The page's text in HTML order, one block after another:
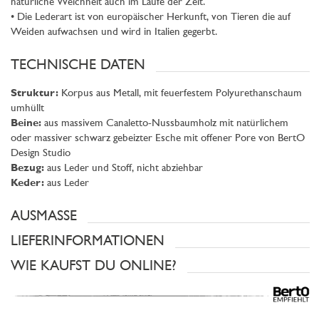
natürliche Weichheit auch im Laufe der Zeit.
• Die Lederart ist von europäischer Herkunft, von Tieren die auf
Weiden aufwachsen und wird in Italien gegerbt.
TECHNISCHE DATEN
Struktur: Korpus aus Metall, mit feuerfestem Polyurethanschaum
umhüllt
Beine: aus massivem Canaletto-Nussbaumholz mit natürlichem
oder massiver schwarz gebeizter Esche mit offener Pore von BertO
Design Studio
Bezug: aus Leder und Stoff, nicht abziehbar
Keder: aus Leder
AUSMASSE
LIEFERINFORMATIONEN
WIE KAUFST DU ONLINE?